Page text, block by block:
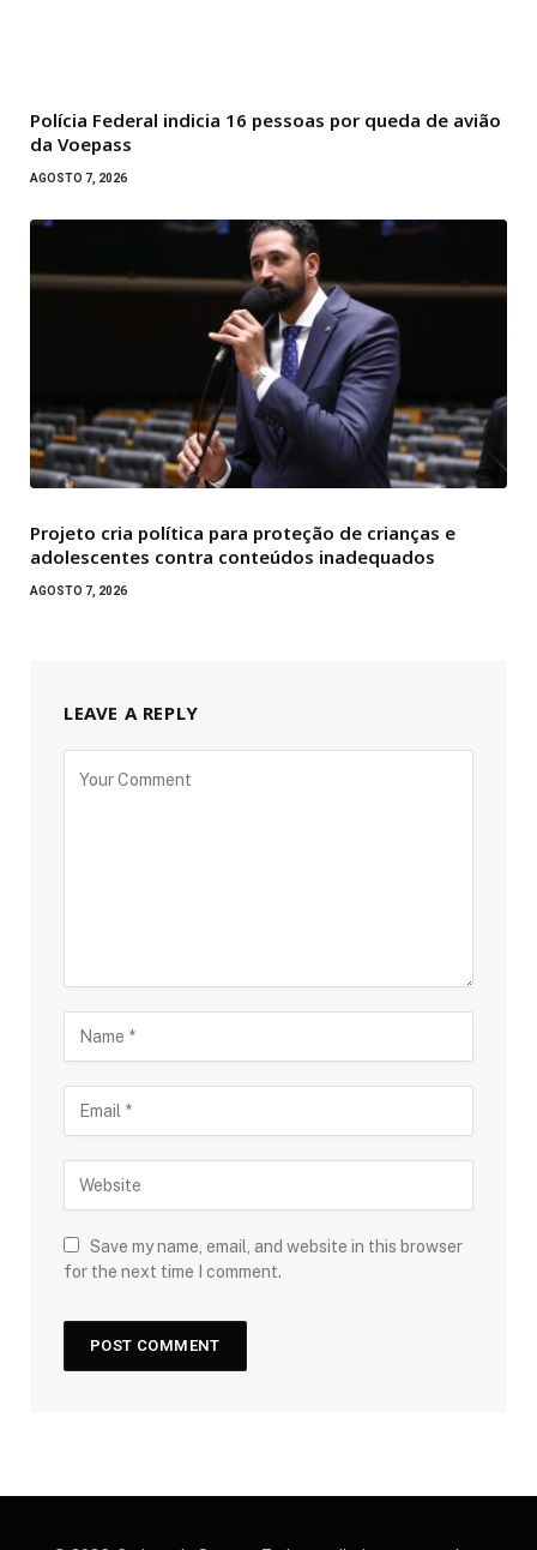
Polícia Federal indicia 16 pessoas por queda de avião
da Voepass
AGOSTO 7, 2026
Projeto cria política para proteção de crianças e
adolescentes contra conteúdos inadequados
AGOSTO 7, 2026
LEAVE A REPLY
Save my name, email, and website in this browser
for the next time I comment.